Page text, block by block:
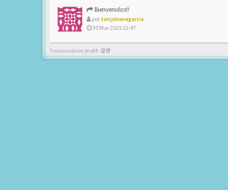
Bienvenidos!!
por tonyriveragarcia
30 Mar 2025 22:47
Funcionando con phpBB -